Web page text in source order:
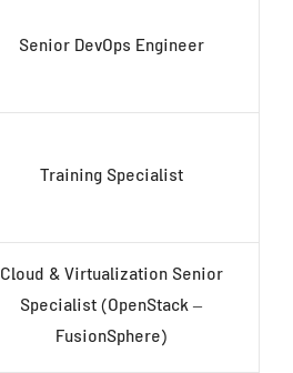
Senior DevOps Engineer
Training Specialist
Cloud & Virtualization Senior
Specialist (OpenStack –
FusionSphere)